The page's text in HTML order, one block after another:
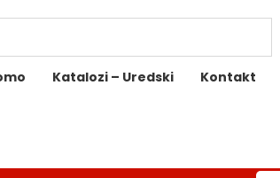
Katalozi – Uredski Kontakt